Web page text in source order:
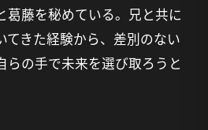
葛藤を秘めている。兄と共に
てきた経験から、差別のない
らの手で未来を選び取ろうと